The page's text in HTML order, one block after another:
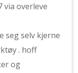
via overleve
seg selv kjerne
. hoff
og